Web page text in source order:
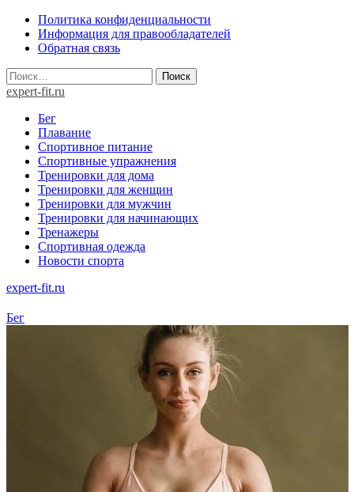
Skip
content
Политика конфиденциальности
Информация для правообладателей
Обратная связь
Найти:
expert-fit.ru
Бег
Плавание
Спортивное питание
Спортивные упражнения
Тренировки для дома
Тренировки для женщин
Тренировки для мужчин
Тренировки для начинающих
Тренажеры
Спортивная одежда
Новости спорта
expert-fit.ru
Бег